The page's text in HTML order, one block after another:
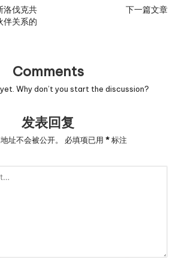
洛伐克共
伴关系的
下一篇文章
Comments
Why don’t you start the discussion?
发表回复
址不会被公开。 必填项已用 *标注